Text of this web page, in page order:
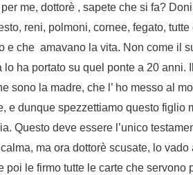
me, dottorè , sapete che si fa?
reni, polmoni, cornee, fegato,
e che amavano la vita. Non come il
lo ha portato su quel ponte a 20 anni.
sono la madre, che l’ ho messo al
e dunque spezzettiamo questo figlio
Questo deve essere l’unico
ma ora dottorè scusate, lo vado
poi le firmo tutte le carte che servono